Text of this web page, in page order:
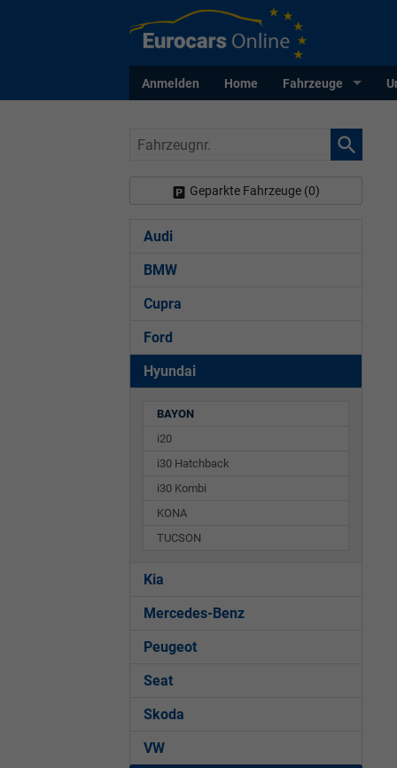
Anmelden Home Fahrzeuge
Fahrzeugnr.
Geparkte Fahrzeuge (0)
Audi
BMW
Cupra
Ford
Hyundai
BAYON
i20
i30 Hatchback
i30 Kombi
KONA
TUCSON
Kia
Mercedes-Benz
Peugeot
Seat
Skoda
VW